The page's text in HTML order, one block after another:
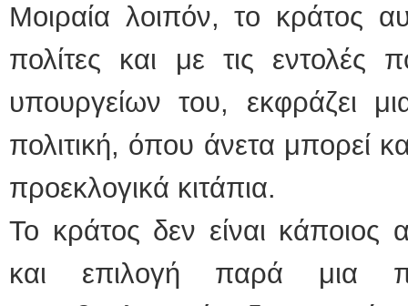
Μοιραία λοιπόν, το κράτος
πολίτες και με τις εντολές
υπουργείων του, εκφράζει
πολιτική, όπου άνετα μπορεί
προεκλογικά κιτάπια.
Το κράτος δεν είναι κάποιος
και επιλογή παρά μια